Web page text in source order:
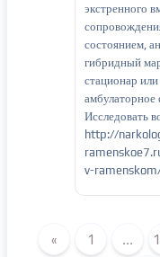
экстренного
состоянием,
гибридный
стационар
Исследовать
http://
v-
« 1 ...